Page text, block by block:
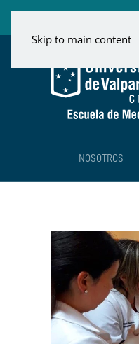
Skip to main content
NOSOTROS